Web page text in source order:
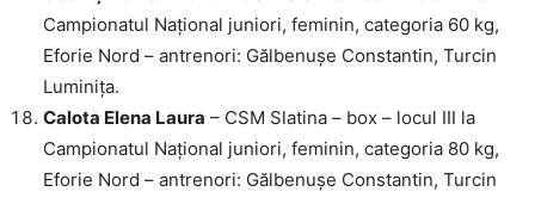
Campionatul Național juniori, feminin, categoria 60 kg,
Eforie Nord – antrenori: Gălbenușe Constantin, Turcin
Luminița.
Calota Elena Laura – CSM Slatina – box – locul III la
Campionatul Național juniori, feminin, categoria 80 kg,
Eforie Nord – antrenori: Gălbenușe Constantin, Turcin